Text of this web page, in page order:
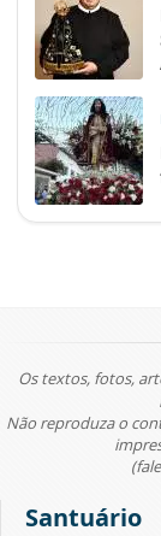
Os textos, fotos,
Não reproduza o
Santuário